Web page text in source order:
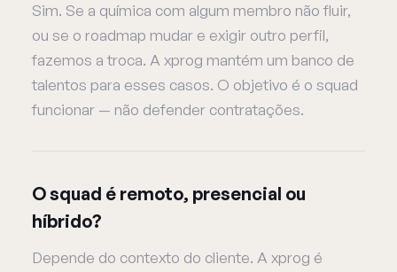
Sim. Se a química com algum membro não fluir,
ou se o roadmap mudar e exigir outro perfil,
fazemos a troca. A xprog mantém um banco de
talentos para esses casos. O objetivo é o squad
funcionar — não defender contratações.
O squad é remoto, presencial ou
híbrido?
Depende do contexto do cliente. A xprog é